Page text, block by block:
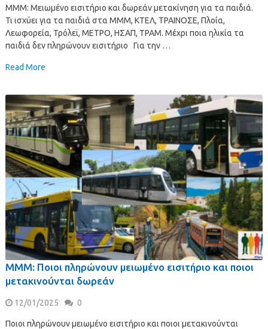
ΜΜΜ: Μειωμένο εισιτήριο και δωρεάν μετακίνηση για τα παιδιά.
Τι ισχύει για τα παιδιά στα ΜΜΜ, ΚΤΕΛ, ΤΡΑΙΝΟΣΕ, Πλοία,
Λεωφορεία, Τρόλεϊ, ΜΕΤΡΟ, ΗΣΑΠ, ΤΡΑΜ. Μέχρι ποια ηλικία τα
παιδιά δεν πληρώνουν εισιτήριο Για την …
Read More
ΜΜΜ: Ποιοι πληρώνουν μειωμένο εισιτήριο και ποιοι
μετακινούνται δωρεάν
12/01/2025 0
Ποιοι πληρώνουν μειωμένο εισιτήριο και ποιοι μετακινούνται